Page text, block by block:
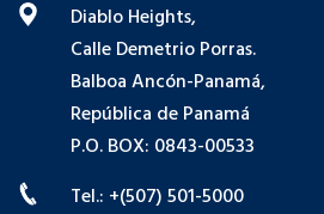
Diablo Heights,
Calle Demetrio Porras.
Balboa Ancón-Panamá,
República de Panamá
P.O. BOX: 0843-00533
Tel.: +(507) 501-5000